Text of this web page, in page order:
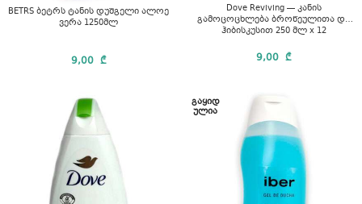
BETRS ბეტრს ტანის დუშგელი ალოე
ვერა 1250მლ
9,00 ₾
Dove Reviving — კანის
გამოცოცხლება ბროწეულითა და
ჰიბისკუსით 250 მლ x 12
9,00 ₾
ᲒᲐᲧᲘᲓ
ᲣᲚᲘᲐ